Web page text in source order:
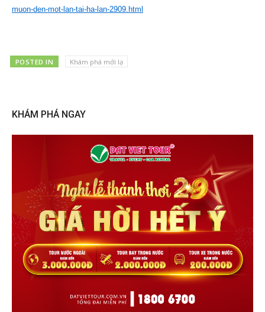
muon-den-mot-lan-tai-ha-lan-2909.html
POSTED IN Khám phá mới lạ
KHÁM PHÁ NGAY